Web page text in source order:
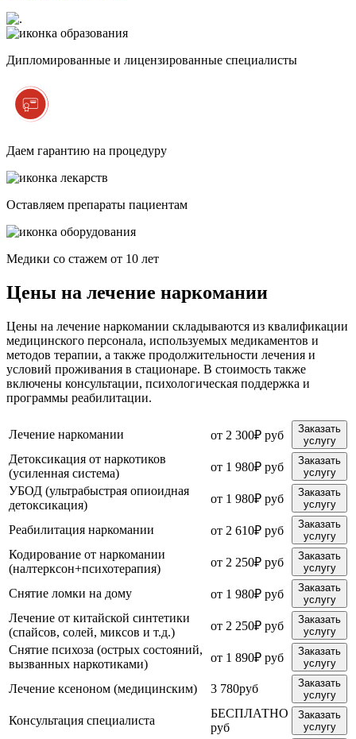
Дипломированные и лицензированные специалисты
Даем гарантию на процедуру
Оставляем препараты пациентам
Медики со стажем от 10 лет
Цены на лечение наркомании
Цены на лечение наркомании складываются из квалификации
медицинского персонала, используемых медикаментов и
методов терапии, а также продолжительности лечения и
условий проживания в стационаре. В стоимость также
включены консультации, психологическая поддержка и
программы реабилитации.
Лечение наркомании от 2 300₽ руб
Заказать
услугу
Детоксикация от наркотиков
(усиленная система)
от 1 980₽ руб
Заказать
услугу
УБОД (ультрабыстрая опиоидная
детоксикация)
от 1 980₽ руб
Заказать
услугу
Реабилитация наркомании от 2 610₽ руб
Заказать
услугу
Кодирование от наркомании
(налтерксон+психотерапия)
от 2 250₽ руб
Заказать
услугу
Снятие ломки на дому от 1 980₽ руб
Заказать
услугу
Лечение от китайской синтетики
(спайсов, солей, миксов и т.д.)
от 2 250₽ руб
Заказать
услугу
Снятие психоза (острых состояний,
вызванных наркотиками)
от 1 890₽ руб
Заказать
услугу
Лечение ксеноном (медицинским) 3 780руб
Заказать
услугу
Консультация специалиста
БЕСПЛАТНО
руб
Заказать
услугу